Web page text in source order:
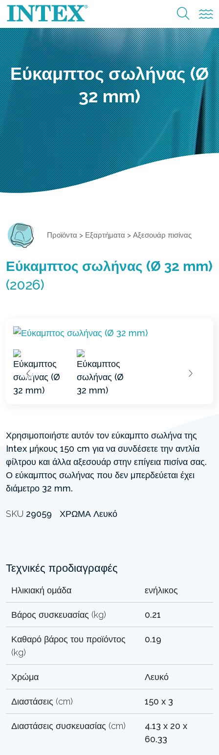
Εύκαμπτος σωλήνας (Ø
32 mm)
Προϊόντα > Εξαρτήματα > Αξεσουάρ πισίνας
Εύκαμπτος σωλήνας (Ø 32 mm)
(2026)
Χρησιμοποιήστε αυτόν τον εύκαμπτο σωλήνα της
Intex μήκους 150 cm για να συνδέσετε την αντλία
φίλτρου και άλλα αξεσουάρ στην επίγεια πισίνα σας.
Ο εύκαμπτος σωλήνας που δεν μπερδεύεται έχει
διάμετρο 32 mm.
SKU 29059 ΧΡΏΜΑ Λευκό
Τεχνικές προδιαγραφές
Ηλικιακή ομάδα ενήλικος
Βάρος συσκευασίας (kg) 0.21
Καθαρό βάρος του προϊόντος
(kg)
0.19
Χρώμα Λευκό
Διαστάσεις (cm) 150 x 3
Διαστάσεις συσκευασίας (cm)
4.13 x 20 x
60.33